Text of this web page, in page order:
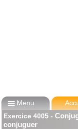
Menu
Exercice 4005 -
conjuguer